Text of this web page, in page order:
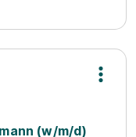
(w/m/d)